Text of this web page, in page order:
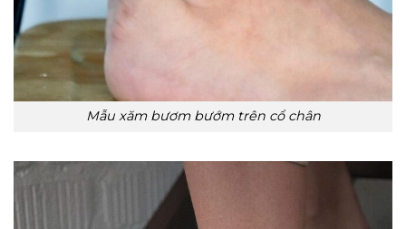
Mẫu xăm bươm bướm trên cổ chân